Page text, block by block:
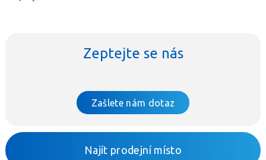
Zeptejte se nás
Zašlete nám dotaz
Najít prodejní místo